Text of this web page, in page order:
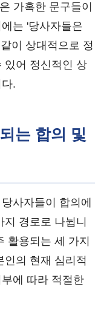
가혹한 문구들이
는 '당사자들은
이 상대적으로 정
있어 정신적인 상
.
는 합의 및
사자들이 합의에
경로로 나뉩니
활용되는 세 가지
인의 현재 심리적
에 따라 적절한